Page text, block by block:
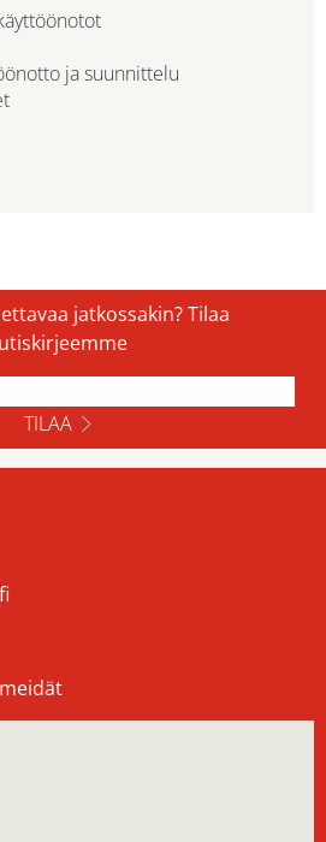
ja suunnittelu
jatkossakin? Tilaa
TILAA